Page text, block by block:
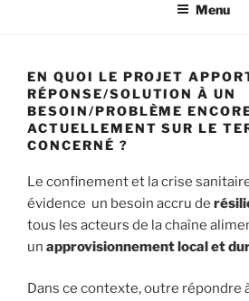
Menu
EN QUOI LE PROJET
RÉPONSE/SOLUTION À UN
BESOIN/PROBLÈME
ACTUELLEMENT SUR LE
CONCERNÉ ?
Le confinement et la crise
évidence un besoin accru de
tous les acteurs de la chaîne
un approvisionnement local et
Dans ce contexte, outre répondre